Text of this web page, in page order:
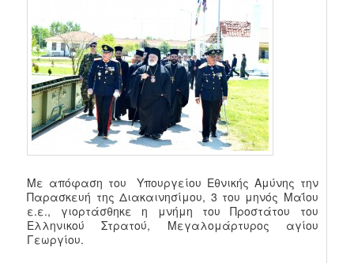
Με απόφαση του Υπουργείου Εθνικής Αμύνης την
Παρασκευή της Διακαινησίμου, 3 του μηνός Μαΐου
ε.ε., γιορτάσθηκε η μνήμη του Προστάτου του
Ελληνικού Στρατού, Μεγαλομάρτυρος αγίου
Γεωργίου.